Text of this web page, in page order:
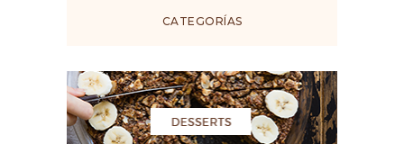
CATEGORÍAS